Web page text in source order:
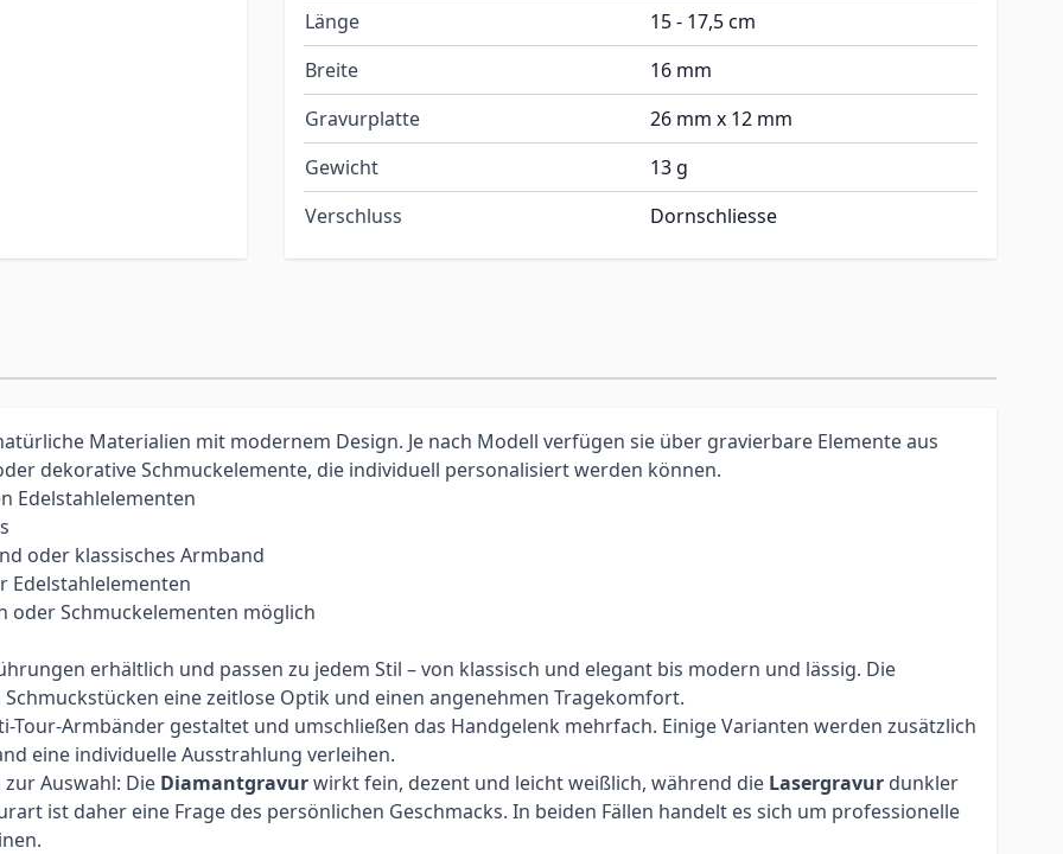
Länge
15 - 17,5 cm
Breite
16 mm
Gravurplatte
26 mm x 12 mm
Gewicht
13 g
Verschluss
Dornschliesse
Materialien mit modernem Design. Je nach Modell verfügen sie über gravierbare Elemente aus
dekorative Schmuckelemente, die individuell personalisiert werden können.
Edelstahlelementen
oder klassisches Armband
Edelstahlelementen
oder Schmuckelementen möglich
erhältlich und passen zu jedem Stil – von klassisch und elegant bis modern und lässig. Die
eine zeitlose Optik und einen angenehmen Tragekomfort.
Armbänder gestaltet und umschließen das Handgelenk mehrfach. Einige Varianten werden zusätzlich
eine individuelle Ausstrahlung verleihen.
Auswahl: Die Diamantgravurwirkt fein, dezent und leicht weißlich, während die Lasergravur dunkler
ist daher eine Frage des persönlichen Geschmacks. In beiden Fällen handelt es sich um professionelle